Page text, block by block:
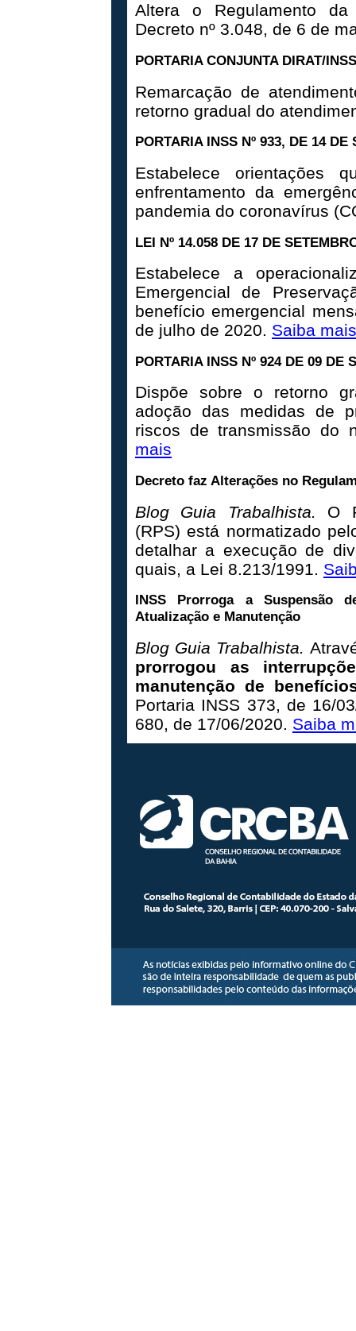
Altera o Regulamento da
Decreto nº 3.048, de 6 de
PORTARIA CONJUNTA DIRAT/
Remarcação de
retorno gradual do
PORTARIA INSS Nº 933, DE 14 DE
Estabelece orientações
enfrentamento da
pandemia do coronavírus
LEI Nº 14.058 DE 17 DE
Estabelece a
Emergencial de
benefício emergencial
de julho de 2020. Saiba mais
PORTARIA INSS Nº 924 DE 09 DE
Dispõe sobre o retorno
adoção das medidas de
riscos de transmissão do
mais
Decreto faz Alterações no
Blog Guia Trabalhista. O
(RPS) está normatizado
detalhar a execução de
quais, a Lei 8.213/1991.
INSS Prorroga a Suspensão
Atualização e Manutenção
Blog Guia Trabalhista.
prorrogou as
manutenção de
Portaria INSS 373, de 16/
680, de 17/06/2020. Saiba